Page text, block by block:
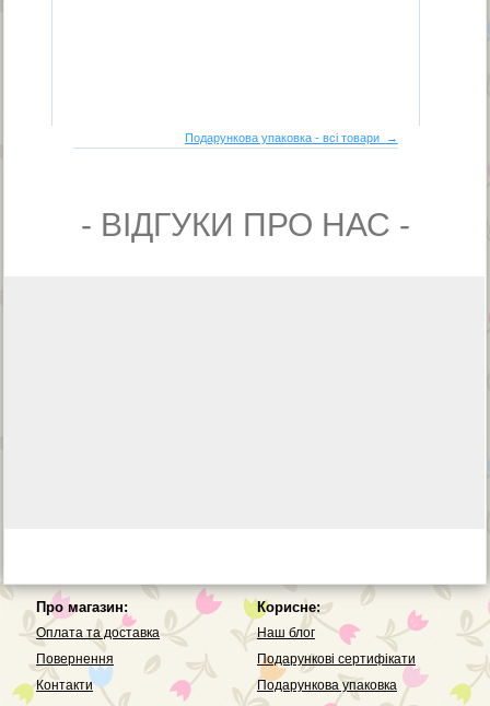
Подарункова упаковка - всі товари →
- ВIДГУКИ ПРО НАС -
Про магазин:
Оплата та доставка
Повернення
Контакти
Корисне:
Наш блог
Подарункові сертифікати
Подарункова упаковка